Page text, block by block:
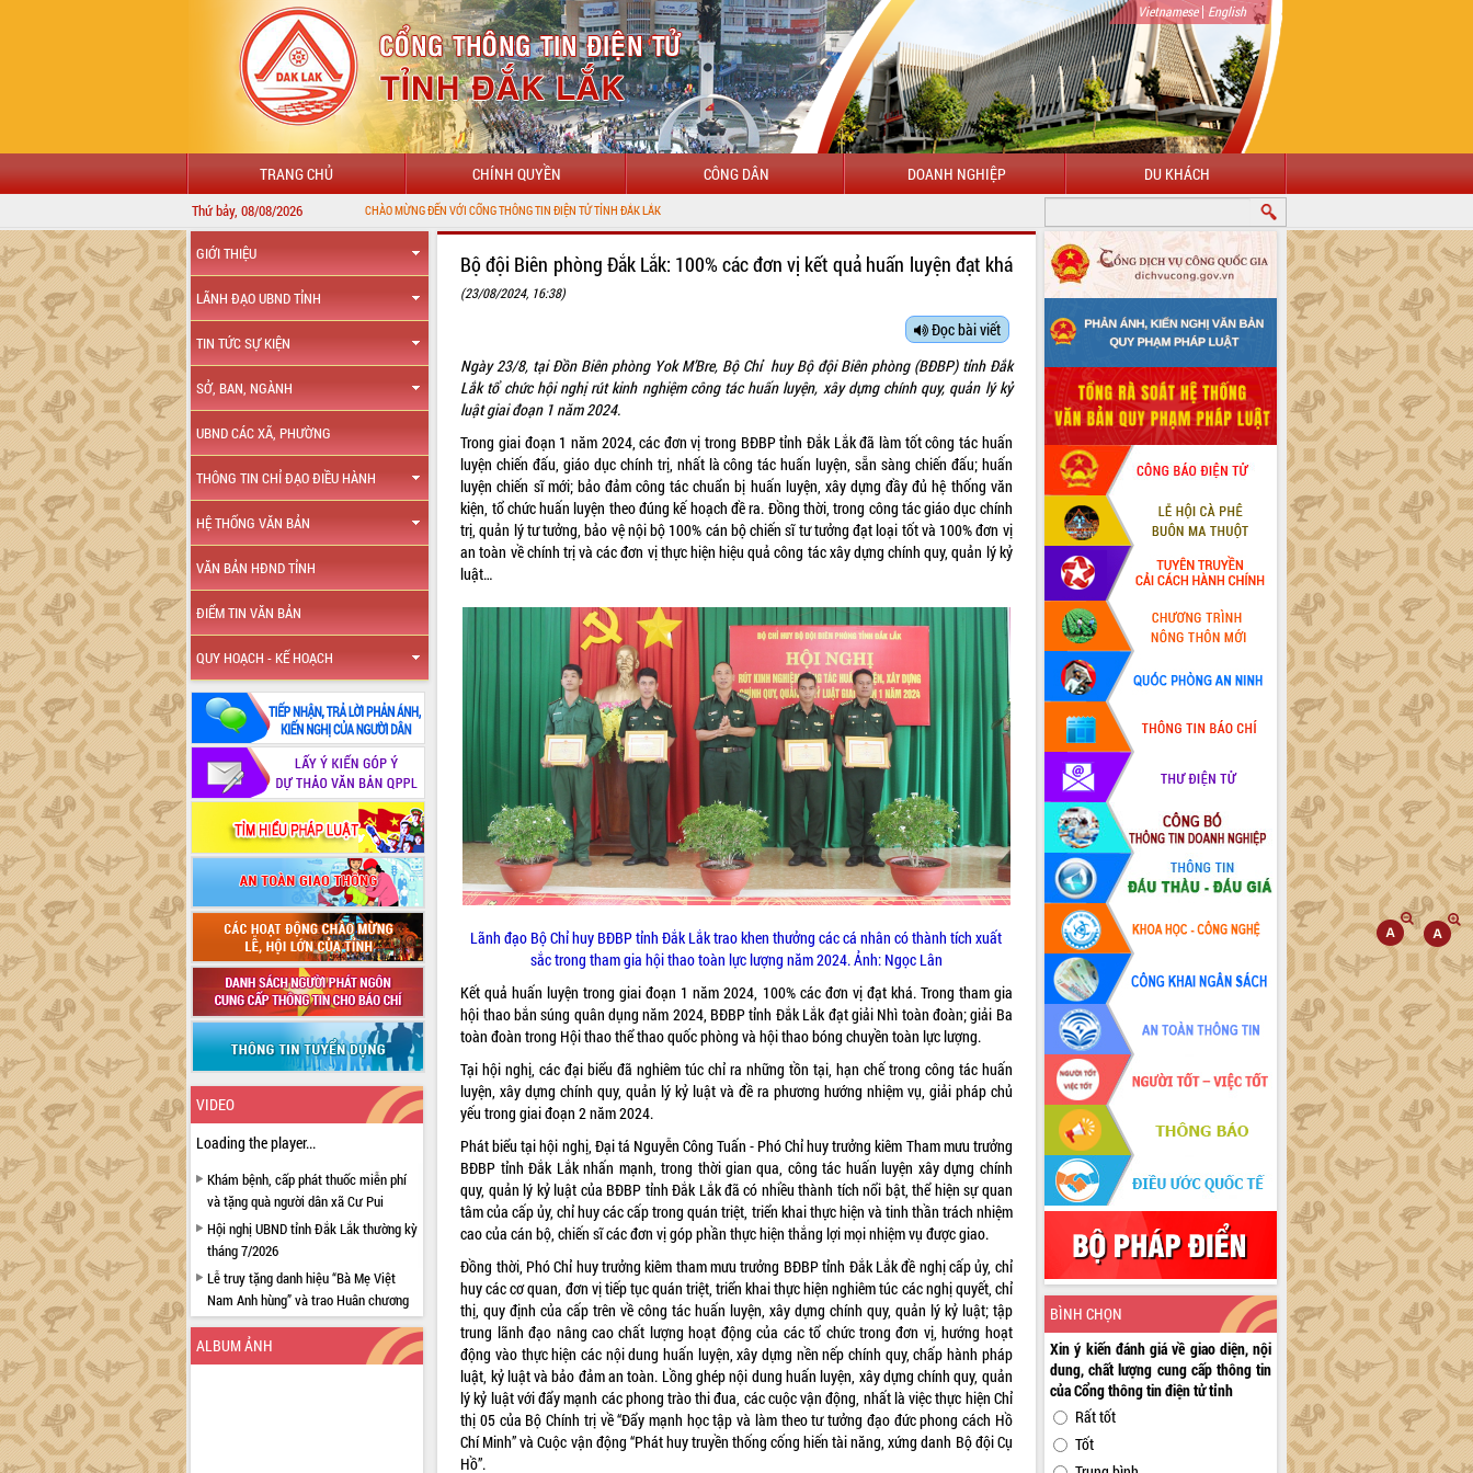
Vietnamese| English
TRANG CHỦ CHÍNH QUYỀN CÔNG DÂN DOANH NGHIỆP DU KHÁCH
Thứ bảy, 08/08/2026 CHÀO MỪNG ĐẾN VỚI CỔNG THÔNG TIN ĐIỆN TỬ TỈNH ĐẮK LẮK
GIỚI THIỆU
LÃNH ĐẠO UBND TỈNH
TIN TỨC SỰ KIỆN
SỞ, BAN, NGÀNH
UBND CÁC XÃ, PHƯỜNG
THÔNG TIN CHỈ ĐẠO ĐIỀU HÀNH
HỆ THỐNG VĂN BẢN
VĂN BẢN HĐND TỈNH
ĐIỂM TIN VĂN BẢN
QUY HOẠCH - KẾ HOẠCH
VIDEO
Loading the player...
Khám bệnh, cấp phát thuốc miễn phí
và tặng quà người dân xã Cư Pui
Hội nghị UBND tỉnh Đắk Lắk thường kỳ
tháng 7/2026
Lễ truy tặng danh hiệu “Bà Mẹ Việt
Nam Anh hùng” và trao Huân chương
Lao động
UBND tỉnh Đắk Lắk triển khai nhiệm
vụ 6 tháng cuối năm 2026
ALBUM ẢNH
Bộ đội Biên phòng Đắk Lắk: 100% các đơn vị kết quả huấn luyện đạt khá
(23/08/2024, 16:38)
Đọc bài viết
Ngày 23/8, tại Đồn Biên phòng Yok M’Bre, Bộ Chỉ huy Bộ đội Biên phòng (BĐBP) tỉnh Đắk
Lắk tổ chức hội nghị rút kinh nghiệm công tác huấn luyện, xây dựng chính quy, quản lý kỷ
luật giai đoạn 1 năm 2024.
Trong giai đoạn 1 năm 2024, các đơn vị trong BĐBP tỉnh Đắk Lắk đã làm tốt công tác huấn
luyện chiến đấu, giáo dục chính trị, nhất là công tác huấn luyện, sẵn sàng chiến đấu; huấn
luyện chiến sĩ mới; bảo đảm công tác chuẩn bị huấn luyện, xây dựng đầy đủ hệ thống văn
kiện, tổ chức huấn luyện theo đúng kế hoạch đề ra. Đồng thời, trong công tác giáo dục chính
trị, quản lý tư tưởng, bảo vệ nội bộ 100% cán bộ chiến sĩ tư tưởng đạt loại tốt và 100% đơn vị
an toàn về chính trị và các đơn vị thực hiện hiệu quả công tác xây dựng chính quy, quản lý kỷ
luật…
Lãnh đạo Bộ Chỉ huy BĐBP tỉnh Đắk Lắk trao khen thưởng các cá nhân có thành tích xuất
sắc trong tham gia hội thao toàn lực lượng năm 2024. Ảnh: Ngọc Lân
Kết quả huấn luyện trong giai đoạn 1 năm 2024, 100% các đơn vị đạt khá. Trong tham gia
hội thao bắn súng quân dụng năm 2024, BĐBP tỉnh Đắk Lắk đạt giải Nhì toàn đoàn; giải Ba
toàn đoàn trong Hội thao thể thao quốc phòng và hội thao bóng chuyền toàn lực lượng.
Tại hội nghị, các đại biểu đã nghiêm túc chỉ ra những tồn tại, hạn chế trong công tác huấn
luyện, xây dựng chính quy, quản lý kỷ luật và đề ra phương hướng nhiệm vụ, giải pháp chủ
yếu trong giai đoạn 2 năm 2024.
Phát biểu tại hội nghị, Đại tá Nguyễn Công Tuấn - Phó Chỉ huy trưởng kiêm Tham mưu trưởng
BĐBP tỉnh Đắk Lắk nhấn mạnh, trong thời gian qua, công tác huấn luyện xây dựng chính
quy, quản lý kỷ luật của BĐBP tỉnh Đắk Lắk đã có nhiều thành tích nổi bật, thể hiện sự quan
tâm của cấp ủy, chỉ huy các cấp trong quán triệt, triển khai thực hiện và tinh thần trách nhiệm
cao của cán bộ, chiến sĩ các đơn vị góp phần thực hiện thắng lợi mọi nhiệm vụ được giao.
Đồng thời, Phó Chỉ huy trưởng kiêm tham mưu trưởng BĐBP tỉnh Đắk Lắk đề nghị cấp ủy, chỉ
huy các cơ quan, đơn vị tiếp tục quán triệt, triển khai thực hiện nghiêm túc các nghị quyết, chỉ
thị, quy định của cấp trên về công tác huấn luyện, xây dựng chính quy, quản lý kỷ luật; tập
trung lãnh đạo nâng cao chất lượng hoạt động của các tổ chức trong đơn vị, hướng hoạt
động vào thực hiện các nội dung huấn luyện, xây dựng nền nếp chính quy, chấp hành pháp
luật, kỷ luật và bảo đảm an toàn. Lồng ghép nội dung huấn luyện, xây dựng chính quy, quản
lý kỷ luật với đẩy mạnh các phong trào thi đua, các cuộc vận động, nhất là việc thực hiện Chỉ
thị 05 của Bộ Chính trị về “Đẩy mạnh học tập và làm theo tư tưởng đạo đức phong cách Hồ
Chí Minh” và Cuộc vận động “Phát huy truyền thống cống hiến tài năng, xứng danh Bộ đội Cụ
Hồ”.
BÌNH CHỌN
Xin ý kiến đánh giá về giao diện, nội
dung, chất lượng cung cấp thông tin
của Cổng thông tin điện tử tỉnh
Rất tốt
Tốt